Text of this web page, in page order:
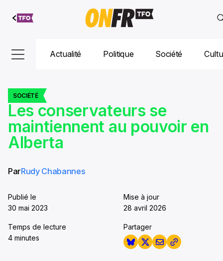
Aller au
contenu
Actualité Politique Société
SOCIÉTÉ
Les conservateurs se
maintiennent au pouvoir en
Alberta
ParRudy Chabannes
Publié le
30 mai 2023
Mise à jour
28 avril 2026
Temps de lecture
4 minutes
Partager